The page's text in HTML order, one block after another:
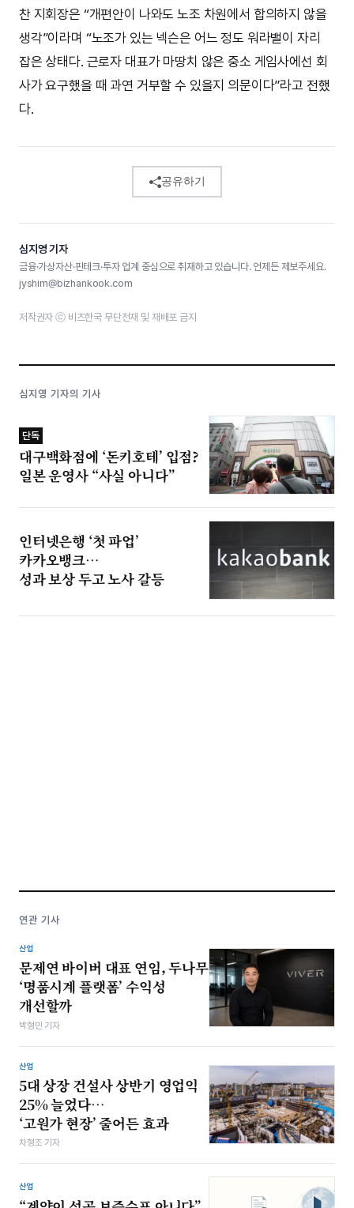
찬 지회장은 “개편안이 나와도 노조 차원에서 합의하지 않을
생각”이라며 “노조가 있는 넥슨은 어느 정도 워라밸이 자리
잡은 상태다. 근로자 대표가 마땅치 않은 중소 게임사에선 회
사가 요구했을 때 과연 거부할 수 있을지 의문이다”라고 전했
다.
공유하기
심지영 기자
금융·가상자산·핀테크·투자 업계 중심으로 취재하고 있습니다. 언제든 제보주세요.
jyshim@bizhankook.com
저작권자 ⓒ 비즈한국 무단전재 및 재배포 금지
심지영 기자의 기사
단독
대구백화점에 ‘돈키호테’ 입점?
일본 운영사 “사실 아니다”
인터넷은행 ‘첫 파업’
카카오뱅크…
성과 보상 두고 노사 갈등
연관 기사
산업
문제연 바이버 대표 연임, 두나무
‘명품시계 플랫폼’ 수익성
개선할까
박형민 기자
산업
5대 상장 건설사 상반기 영업익
25% 늘었다…
‘고원가 현장’ 줄어든 효과
차형조 기자
산업